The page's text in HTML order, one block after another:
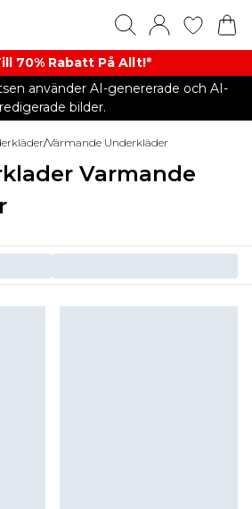
70% Rabatt På Allt!*
använder AI-genererade och AI-
redigerade bilder.
/Värmande Underkläder
Varmande